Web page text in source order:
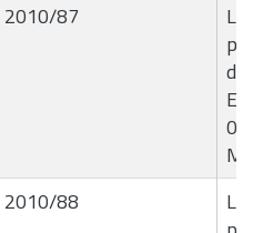
2010/87
2010/88